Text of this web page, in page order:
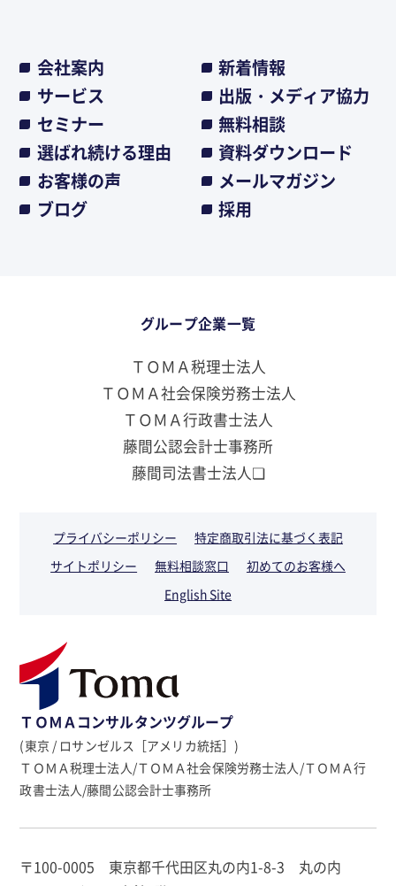
会社案内
新着情報
サービス
出版・メディア協力
セミナー
無料相談
選ばれ続ける理由
資料ダウンロード
お客様の声
メールマガジン
ブログ
採用
グループ企業一覧
ＴＯＭＡ税理士法人
ＴＯＭＡ社会保険労務士法人
ＴＯＭＡ行政書士法人
藤間公認会計士事務所
藤間司法書士法人❏
プライバシーポリシー
特定商取引法に基づく表記
サイトポリシー
無料相談窓口
初めてのお客様へ
English Site
ＴＯＭＡコンサルタンツグループ
(東京 / ロサンゼルス［アメリカ統括］)
ＴＯＭＡ税理士法人/ＴＯＭＡ社会保険労務士法人/ＴＯＭＡ行
政書士法人/藤間公認会計士事務所
〒100-0005 東京都千代田区丸の内1-8-3 丸の内